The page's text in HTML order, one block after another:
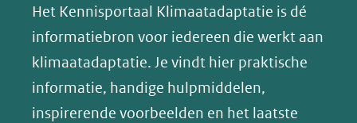
website)
website)
website)
y
(opent
in
nieuw
venster)
naar
een
andere
website)
Het Kennisportaal Klimaatadaptatie is dé
informatiebron voor iedereen die werkt aan
klimaatadaptatie. Je vindt hier praktische
informatie, handige hulpmiddelen,
inspirerende voorbeelden en het laatste